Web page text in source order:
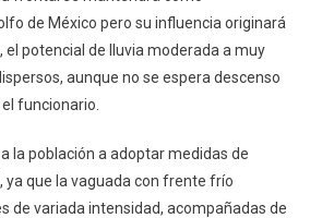
de México pero su influencia originará
el potencial de lluvia moderada a muy
aunque no se espera descenso
funcionario.
la población a adoptar medidas de
ya que la vaguada con frente frío
de variada intensidad, acompañadas de